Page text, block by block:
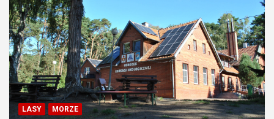
LASY MORZE